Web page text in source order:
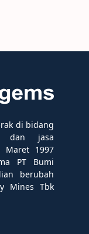
di bidang
dan jasa
Maret 1997
PT Bumi
berubah
Mines Tbk